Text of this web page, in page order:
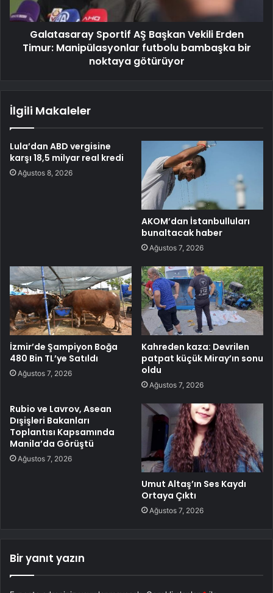
Galatasaray Sportif AŞ Başkan Vekili Erden
Timur: Manipülasyonlar futbolu bambaşka bir
noktaya götürüyor
İlgili Makaleler
Lula’dan ABD vergisine
karşı 18,5 milyar real kredi
Ağustos 8, 2026
AKOM’dan İstanbulluları
bunaltacak haber
Ağustos 7, 2026
İzmir’de Şampiyon Boğa
480 Bin TL’ye Satıldı
Ağustos 7, 2026
Kahreden kaza: Devrilen
patpat küçük Miray’ın sonu
oldu
Ağustos 7, 2026
Rubio ve Lavrov, Asean
Dışişleri Bakanları
Toplantısı Kapsamında
Manila’da Görüştü
Ağustos 7, 2026
Umut Altaş’ın Ses Kaydı
Ortaya Çıktı
Ağustos 7, 2026
Bir yanıt yazın